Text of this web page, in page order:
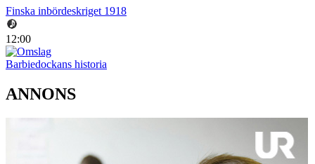
Finska inbördeskriget 1918
12:00
Barbiedockans historia
ANNONS